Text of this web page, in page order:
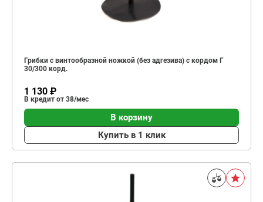
Грибки с винтообразной ножкой (без адгезива) с кордом Г
30/300 корд.
1 130 ₽
В кредит от 38/мес
В корзину
Купить в 1 клик